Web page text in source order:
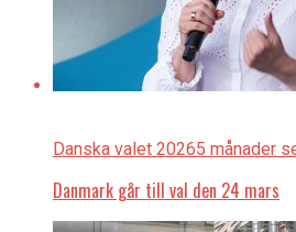
Danska valet 20265 månader
Danmark går till val den 24 mars